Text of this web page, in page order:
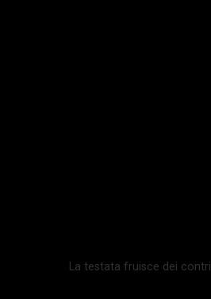
La testata fruisce dei